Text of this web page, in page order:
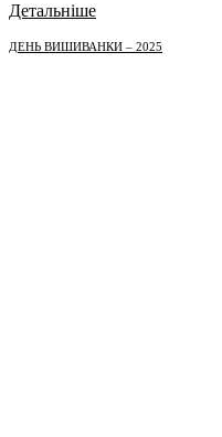
Детальніше
ДЕНЬ ВИШИВАНКИ – 2025